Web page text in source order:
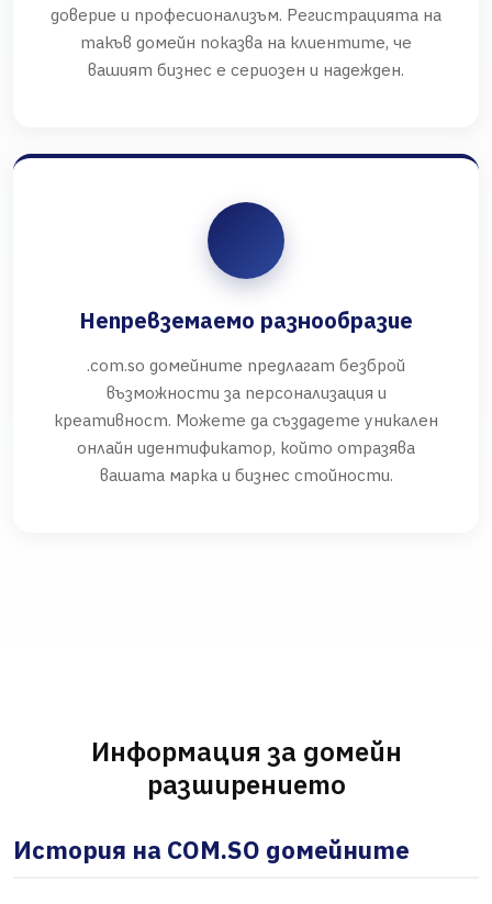
доверие и професионализъм. Регистрацията на
такъв домейн показва на клиентите, че
вашият бизнес е сериозен и надежден.
Непревземаемо разнообразие
.com.so домейните предлагат безброй
възможности за персонализация и
креативност. Можете да създадете уникален
онлайн идентификатор, който отразява
вашата марка и бизнес стойности.
Информация за домейн
разширението
История на COM.SO домейните